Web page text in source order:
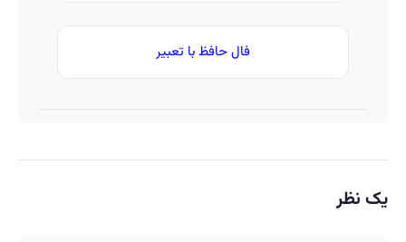
فال حافظ با تعبیر
یک نظر